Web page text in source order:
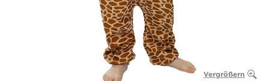
Vergrößern